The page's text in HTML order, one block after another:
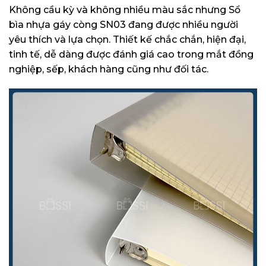
Không cầu kỳ và không nhiều màu sắc nhưng Sổ
bìa nhựa gáy còng SN03 đang được nhiều người
yêu thích và lựa chọn. Thiết kế chắc chắn, hiện đại,
tinh tế, dễ dàng được đánh giá cao trong mắt đồng
nghiệp, sếp, khách hàng cũng như đối tác.